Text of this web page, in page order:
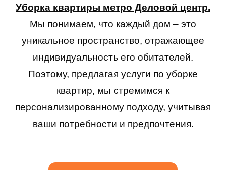
Уборка квартиры метро Деловой центр.
Мы понимаем, что каждый дом – это
уникальное пространство, отражающее
индивидуальность его обитателей.
Поэтому, предлагая услуги по уборке
квартир, мы стремимся к
персонализированному подходу, учитывая
ваши потребности и предпочтения.